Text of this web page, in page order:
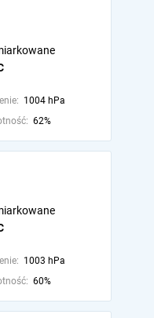
1004 hPa
62%
1003 hPa
60%